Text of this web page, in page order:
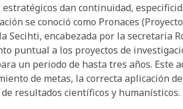
estratégicos dan continuidad,
se conoció como Pronaces
Secihti, encabezada por la secretaria
puntual a los proyectos de
un periodo de hasta tres años. Este
de metas, la correcta aplicación
resultados científicos y humanísticos.